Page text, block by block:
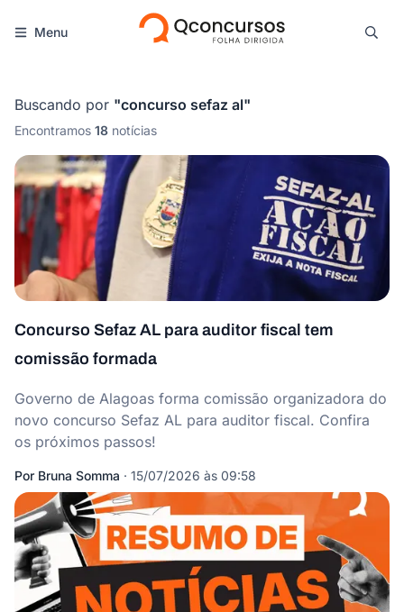
Menu
Buscando por "concurso sefaz al"
Encontramos 18 notícias
Concurso Sefaz AL para auditor fiscal tem
comissão formada
Governo de Alagoas forma comissão organizadora do
novo concurso Sefaz AL para auditor fiscal. Confira
os próximos passos!
Por Bruna Somma · 15/07/2026 às 09:58